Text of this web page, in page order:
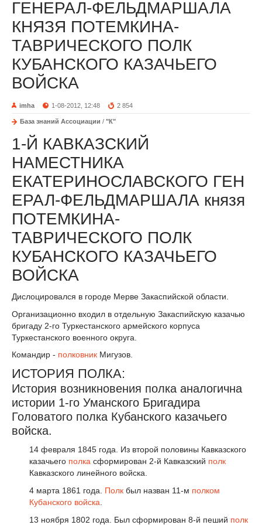
ГЕНЕРАЛ-ФЕЛЬДМАРШАЛА
КНЯЗЯ ПОТЕМКИНА-
ТАВРИЧЕСКОГО ПОЛК
КУБАНСКОГО КАЗАЧЬЕГО
ВОЙСКА
imha 1-08-2012, 12:48 2 854
База знаний Ассоциации / "К"
1-Й КАВКАЗСКИЙ
НАМЕСТНИКА
ЕКАТЕРИНОСЛАВСКОГО ГЕН
ЕРАЛ-ФЕЛЬДМАРШАЛА князя
ПОТЕМКИНА-
ТАВРИЧЕСКОГО ПОЛК
КУБАНСКОГО КАЗАЧЬЕГО
ВОЙСКА
Дислоцировался в городе Мерве Закаспийской области.
Организационно входил в отдельную Закаспийскую казачью
бригаду 2-го Туркестанского армейского корпуса
Туркестанского военного округа.
Командир - полковник Мигузов.
ИСТОРИЯ ПОЛКА:
История возникновения полка аналогична
истории 1-го Уманского Бригадира
Головатого полка Кубанского казачьего
войска.
14 февраля 1845 года. Из второй половины Кавказского
казачьего полка сформирован 2-й Кавказский полк
Кавказского линейного войска.
4 марта 1861 года. Полк был назван 11-м полком
Кубанского войска
13 ноября 1802 года. Был сформирован 8-й пеший полк